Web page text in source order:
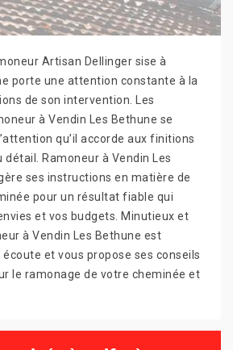
Artisan Dellinger sise à
porte une attention constante à la
de son intervention. Les
à Vendin Les Bethune se
qu’il accorde aux finitions
détail. Ramoneur à Vendin Les
ses instructions en matière de
pour un résultat fiable qui
et vos budgets. Minutieux et
à Vendin Les Bethune est
et vous propose ses conseils
le ramonage de votre cheminée et